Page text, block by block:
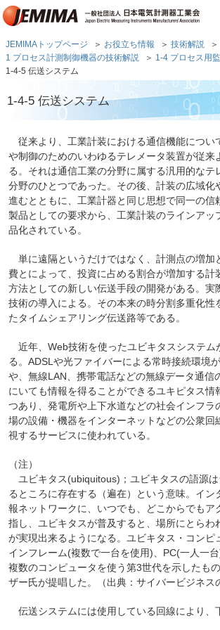
JEMIMAトップページ お役立ち情報
技術解説
1 プロセス計測制御機器の技術解説
1-4 プロセス用
1-4-5 伝送システム
1-4-5 伝送システム
従来より、工業計装における通信機能につい
や制御のためのいわゆるテレメータ装置が従来
る。それは通信工業の分野に属する汎用的なテ
分野のひとつであった。その後、計装の広域化
進むとともに、工業計器と同じ思想で同一の信
製品としての要求から、工業計装のラインアッ
品化されている。
単に遠隔というだけではなく、計測点の増加
費とによって、投資に占める割合が増加する計
方法としての新しい伝送手段の開発がある。実
技術の導入による。その本来の時分割多重化性
たタイムシェアリング伝送路等である。
近年、Web技術を使ったユビキタスシステム
る。ADSLや光ファイバーによる常時接続環境
や、無線LAN、携帯電話などの無線データ通信
にいても情報を得ることができるユキピタス情
つあり、発電所や上下水道などの社会インフラ
場の設備・機器をインターネットなどの公衆回
視するサービスに使われている。
（注）
ユビキタス(ubiquitous)；ユビキタスの語源は
るところに存在する（遍在）という意味。イン
報ネットワークに、いつでも、どこからでもア
指し、ユビキタスが普及すると、場所にとらわ
が実現出来るようになる。ユビキタス・コンピ
インフレーム(複数で一台を使用)、PC(一人一
複数のコンピュータを使う第3世代を示したも
ザー氏が提唱した。（出典：サイバービジネス
伝送システムには使用している回線により、